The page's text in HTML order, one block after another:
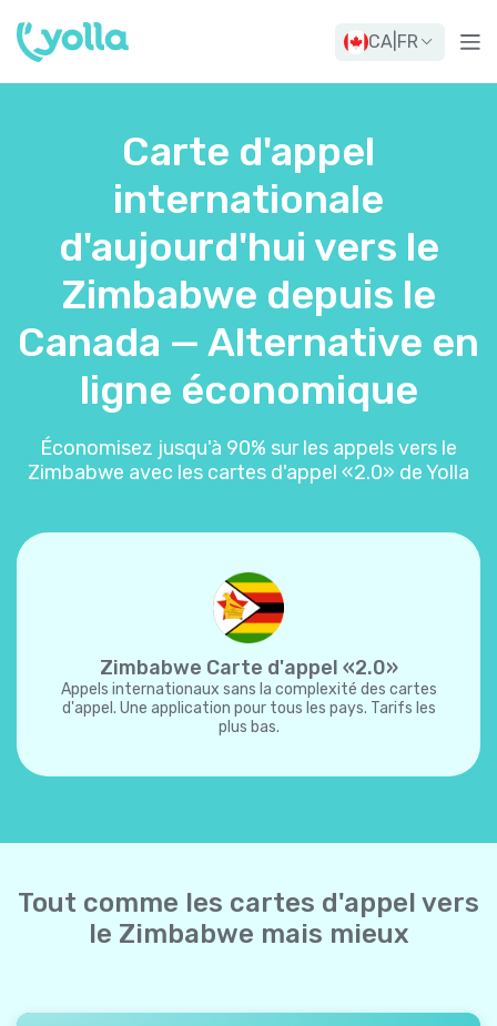
CA FR
Carte d'appel
internationale
d'aujourd'hui vers le
Zimbabwe depuis le
Canada — Alternative en
ligne économique
Économisez jusqu'à 90% sur les appels vers le
Zimbabwe avec les cartes d'appel «2.0» de Yolla
Zimbabwe Carte d'appel «2.0»
Appels internationaux sans la complexité des cartes
d'appel. Une application pour tous les pays. Tarifs les
plus bas.
Tout comme les cartes d'appel vers
le Zimbabwe mais mieux